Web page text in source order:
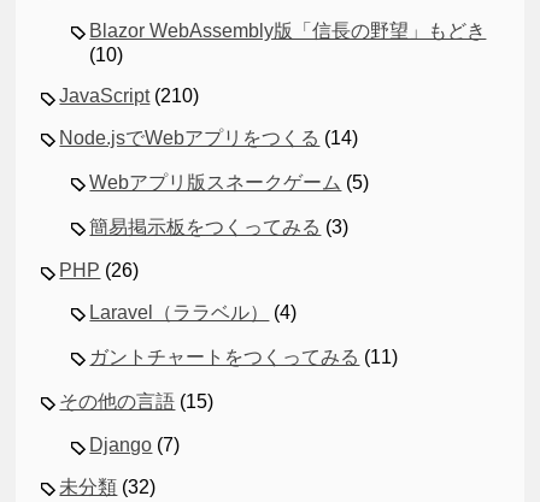
Blazor WebAssembly版「信長の野望」もどき
(10)
JavaScript(210)
Node.jsでWebアプリをつくる (14)
Webアプリ版スネークゲーム (5)
簡易掲示板をつくってみる (3)
PHP (26)
Laravel（ララベル） (4)
ガントチャートをつくってみる (11)
その他の言語 (15)
Django (7)
未分類 (32)